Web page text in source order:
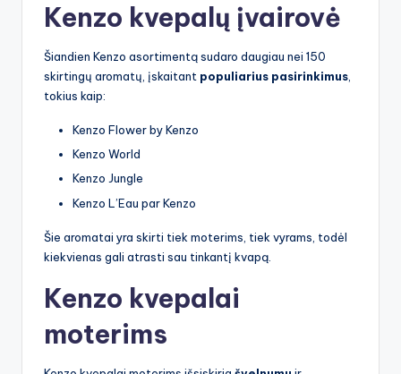
Kenzo kvepalų įvairovė
Šiandien Kenzo asortimentą sudaro daugiau nei 150
skirtingų aromatų, įskaitant populiarius pasirinkimus
tokius kaip:
Kenzo Flower by Kenzo
Kenzo World
Kenzo Jungle
Kenzo L’Eau par Kenzo
Šie aromatai yra skirti tiek moterims, tiek vyrams, todėl
kiekvienas gali atrasti sau tinkantį kvapą.
Kenzo kvepalai
moterims